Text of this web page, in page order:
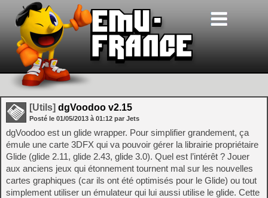
[Utils] dgVoodoo v2.15
Posté le 01/05/2013 à 01:12 par Jets
dgVoodoo est un glide wrapper. Pour simplifier grandement, ça
émule une carte 3DFX qui va pouvoir gérer la librairie propriétaire
Glide (glide 2.11, glide 2.43, glide 3.0). Quel est l’intérêt ? Jouer
aux anciens jeux qui étonnement tournent mal sur les nouvelles
cartes graphiques (car ils ont été optimisés pour le Glide) ou tout
simplement utiliser un émulateur qui lui aussi utilise le glide. Cette